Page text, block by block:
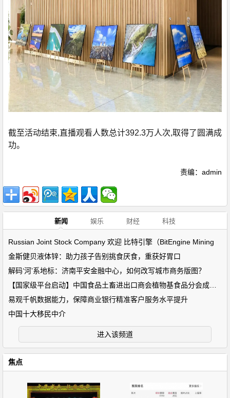
截至活动结束,直播观看人数总计392.3万人次,取得了圆满成
功。
责编：admin
新闻 娱乐 财经 科技
Russian Joint Stock Company 欢迎 比特引擎（BitEngine Mining
金斯健贝液体锌：助力孩子告别挑食厌食，重获好胃口
解码‘河’系地标：济南平安金融中心，如何改写城市商务版图？
【国家级平台启动】中国食品土畜进出口商会植物基食品分会成立！
易观千帆数据能力，保障商业银行精准客户服务水平提升
中国十大移民中介
进入该频道
焦点